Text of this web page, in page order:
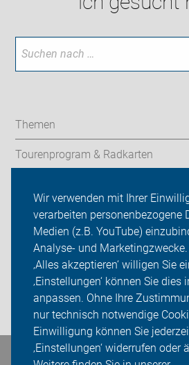
Wir verwenden mit Ihrer
verarbeiten personenbezogene
Medien (z.B. YouTube)
Analyse- und
‚Alles akzeptieren‘ willigen Sie
‚Einstellungen‘ können Sie dies
anpassen. Ohne Ihre
nur technisch notwendige
Einwilligung können Sie
‚Einstellungen‘ widerrufen oder
Themen
Tourenprogram & Radkarten
Aktion
ADFC Kaiserslautern
Sei dabei
Login